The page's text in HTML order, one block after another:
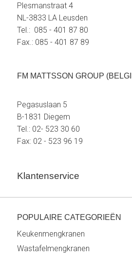
Plesmanstraat 4
NL-3833 LA Leusden
Tel.: 085 - 401 87 80
Fax.: 085 - 401 87 89
FM MATTSSON GROUP
Pegasuslaan 5
B-1831 Diegem
Tel.: 02- 523 30 60
Fax: 02 - 523 96 19
Klantenservice
POPULAIRE CATEGORIEËN
Keukenmengkranen
Wastafelmengkranen